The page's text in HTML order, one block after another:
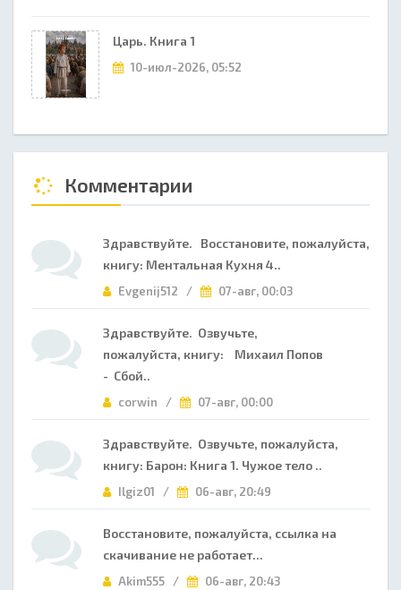
Царь. Книга 1
10-июл-2026, 05:52
Комментарии
Здравствуйте. Восстановите, пожалуйста,
книгу: Ментальная Кухня 4..
Evgenij512 / 07-авг, 00:03
Здравствуйте. Озвучьте,
пожалуйста, книгу: Михаил Попов
- Сбой..
corwin / 07-авг, 00:00
Здравствуйте. Озвучьте, пожалуйста,
книгу: Барон: Книга 1. Чужое тело ..
Ilgiz01 / 06-авг, 20:49
Восстановите, пожалуйста, ссылка на
скачивание не работает...
Akim555 / 06-авг, 20:43